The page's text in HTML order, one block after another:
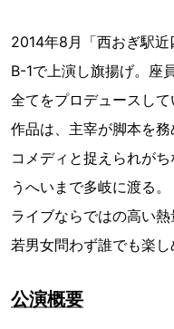
2014年8月「西おぎ駅
B-1で上演し旗揚げ。座
全てをプロデュースして
作品は、主宰が脚本を
コメディと捉えられが
うへいまで多岐に渡る。
ライブならではの高い
若男女問わず誰でも楽し
公演概要